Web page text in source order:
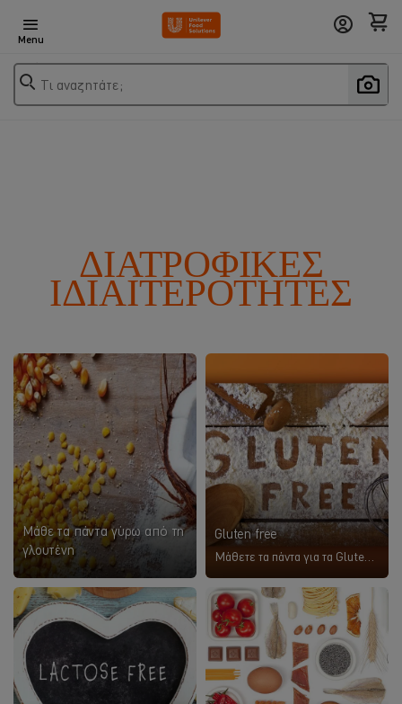
Menu
Τι αναζητάτε;
ΔΙΑΤΡΟΦΙΚΕΣ
ΙΔΙΑΙΤΕΡΟΤΗΤΕΣ
Μάθε τα πάντα γύρω από τη
γλουτένη
Gluten free